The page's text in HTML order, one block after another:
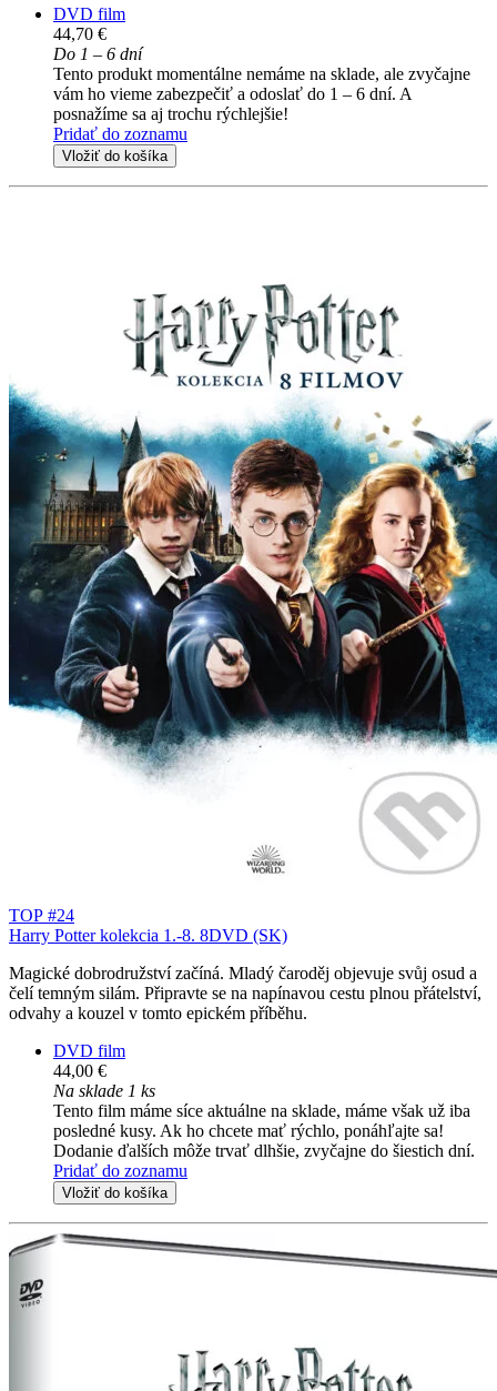
DVD film
44,70 €
Do 1 – 6 dní
Tento produkt momentálne nemáme na sklade, ale zvyčajne
vám ho vieme zabezpečiť a odoslať do 1 – 6 dní. A
posnažíme sa aj trochu rýchlejšie!
Pridať do zoznamu
Vložiť do košíka
TOP #24
Harry Potter kolekcia 1.-8. 8DVD (SK)
Magické dobrodružství začíná. Mladý čaroděj objevuje svůj osud a
čelí temným silám. Připravte se na napínavou cestu plnou přátelství,
odvahy a kouzel v tomto epickém příběhu.
DVD film
44,00 €
Na sklade 1 ks
Tento film máme síce aktuálne na sklade, máme však už iba
posledné kusy. Ak ho chcete mať rýchlo, ponáhľajte sa!
Dodanie ďalších môže trvať dlhšie, zvyčajne do šiestich dní.
Pridať do zoznamu
Vložiť do košíka